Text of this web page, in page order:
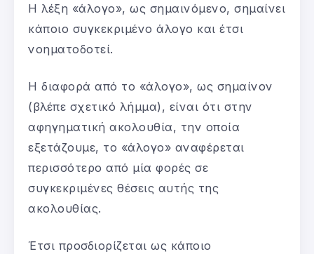
Η λέξη «άλογο», ως σημαινόμενο, σημαίνει
κάποιο συγκεκριμένο άλογο και έτσι
νοηματοδοτεί.
Η διαφορά από το «άλογο», ως σημαίνον
(βλέπε σχετικό λήμμα), είναι ότι στην
αφηγηματική ακολουθία, την οποία
εξετάζουμε, το «άλογο» αναφέρεται
περισσότερο από μία φορές σε
συγκεκριμένες θέσεις αυτής της
ακολουθίας.
Έτσι προσδιορίζεται ως κάποιο